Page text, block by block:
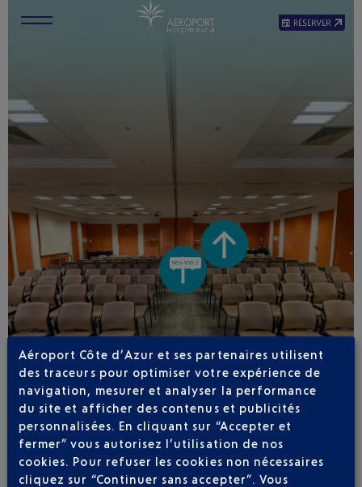
Aéroport Côte d’Azur et ses partenaires utilisent
des traceurs pour optimiser votre expérience de
navigation, mesurer et analyser la performance
du site et afficher des contenus et publicités
personnalisées. En cliquant sur “Accepter et
fermer” vous autorisez l’utilisation de nos
cookies. Pour refuser les cookies non nécessaires
cliquez sur “Continuer sans accepter”. Vous